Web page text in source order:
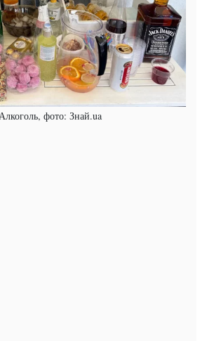
фото: Знай.ua